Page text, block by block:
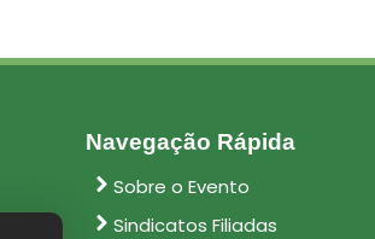
Navegação Rápida
Sobre o Evento
Sindicatos Filiadas